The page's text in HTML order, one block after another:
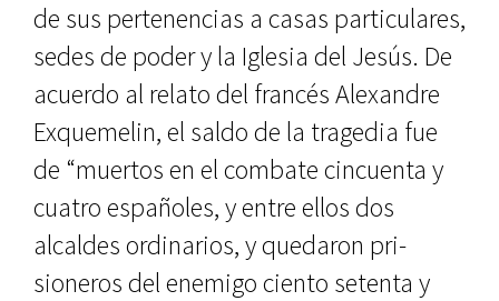
de sus pertenencias a casas particulares,
sedes de poder y la Iglesia del Jesús. De
acuerdo al relato del francés Alexandre
Exque­melin, el saldo de la tragedia fue
de “muertos en el combate cincuenta y
cuatro españoles, y entre ellos dos
alcaldes ordinarios, y quedaron pri­
sioneros del enemigo ciento seten­ta y